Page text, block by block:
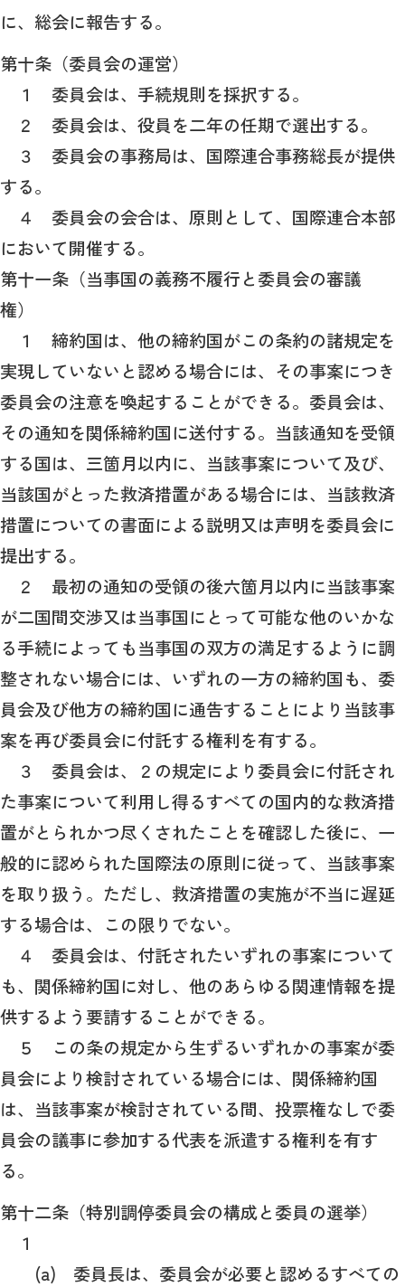
に、総会に報告する。
第十条（委員会の運営）
１ 委員会は、手続規則を採択する。
２ 委員会は、役員を二年の任期で選出する。
３ 委員会の事務局は、国際連合事務総長が提供
する。
４ 委員会の会合は、原則として、国際連合本部
において開催する。
第十一条（当事国の義務不履行と委員会の審議
権）
１ 締約国は、他の締約国がこの条約の諸規定を
実現していないと認める場合には、その事案につき
委員会の注意を喚起することができる。委員会は、
その通知を関係締約国に送付する。当該通知を受領
する国は、三箇月以内に、当該事案について及び、
当該国がとった救済措置がある場合には、当該救済
措置についての書面による説明又は声明を委員会に
提出する。
２ 最初の通知の受領の後六箇月以内に当該事案
が二国間交渉又は当事国にとって可能な他のいかな
る手続によっても当事国の双方の満足するように調
整されない場合には、いずれの一方の締約国も、委
員会及び他方の締約国に通告することにより当該事
案を再び委員会に付託する権利を有する。
３ 委員会は、２の規定により委員会に付託され
た事案について利用し得るすべての国内的な救済措
置がとられかつ尽くされたことを確認した後に、一
般的に認められた国際法の原則に従って、当該事案
を取り扱う。ただし、救済措置の実施が不当に遅延
する場合は、この限りでない。
４ 委員会は、付託されたいずれの事案について
も、関係締約国に対し、他のあらゆる関連情報を提
供するよう要請することができる。
５ この条の規定から生ずるいずれかの事案が委
員会により検討されている場合には、関係締約国
は、当該事案が検討されている間、投票権なしで委
員会の議事に参加する代表を派遣する権利を有す
る。
第十二条（特別調停委員会の構成と委員の選挙）
１
(a) 委員長は、委員会が必要と認めるすべての